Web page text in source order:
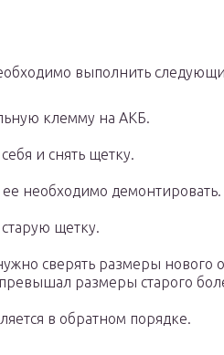
выполнить
клемму на АКБ.
и снять щетку.
необходимо демонтировать.
щетку.
сверять размеры нового
размеры старого
в обратном порядке.